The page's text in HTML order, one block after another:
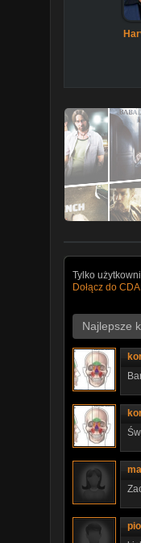
Tylko
Dołącz do
Najlepsze